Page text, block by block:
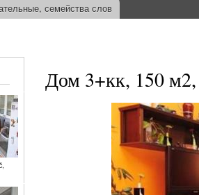
семейства слов
Дом 3+кк, 150